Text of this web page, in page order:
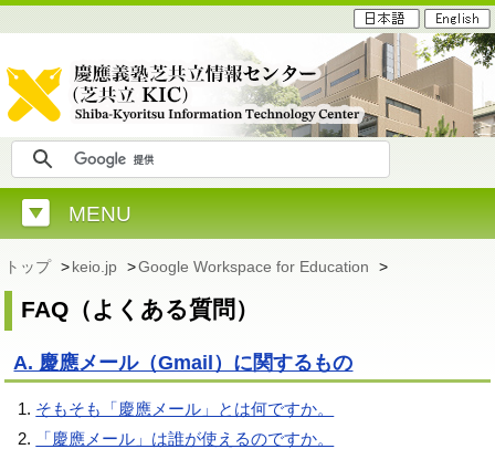
MENU
トップ >keio.jp >Google Workspace for Education >
FAQ（よくある質問）
A. 慶應メール（Gmail）に関するもの
そもそも「慶應メール」とは何ですか。
「慶應メール」は誰が使えるのですか。